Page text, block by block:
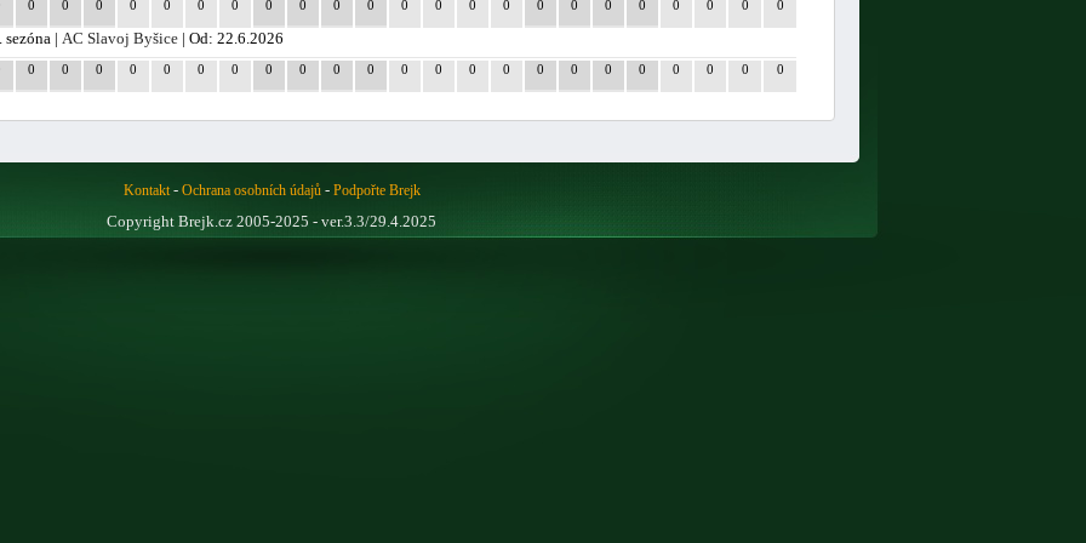
0 0 0 0 0 0 0 0 0 0 0 0 0 0 0 0 0 0 0 0 0 0 0
sezóna | AC Slavoj Byšice | Od: 22.6.2026
0 0 0 0 0 0 0 0 0 0 0 0 0 0 0 0 0 0 0 0 0 0 0
Kontakt- Ochrana osobních údajů- Podpořte Brejk
Copyright Brejk.cz 2005-2025 - ver.3.3/29.4.2025